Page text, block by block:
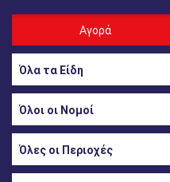
Αγορά
Όλα τα Είδη
Όλοι οι Νομοί
Όλες οι Περιοχές